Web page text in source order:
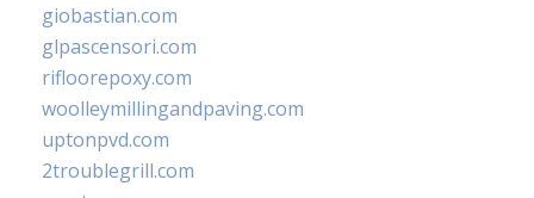
giobastian.com
glpascensori.com
rifloorepoxy.com
woolleymillingandpaving.com
uptonpvd.com
2troublegrill.com